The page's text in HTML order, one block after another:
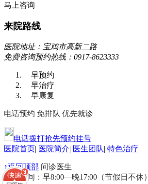
马上咨询
来院路线
医院地址：宝鸡市高新二路
免费咨询预约热线：0917-8623333
早预约
早治疗
早康复
电话预约 免排队 优先就诊
电话拨打抢先预约挂号
医院首页| 医院简介| 医生团队| 特色治疗
↑返回顶部 问诊医生
接诊时间：早8:00—晚17:00（节假日不休）